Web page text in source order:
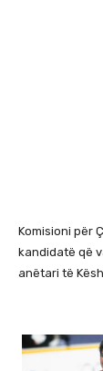
Komisioni për
kandidatë që
anëtari të